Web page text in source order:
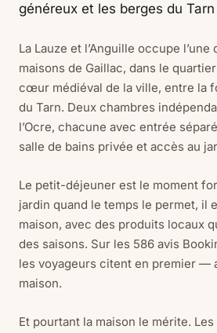
généreux et les berges du
La Lauze et l’Anguille occupe
maisons de Gaillac, dans le
cœur médiéval de la ville, entre la
du Tarn. Deux chambres
l’Ocre, chacune avec entrée
salle de bains privée et accès au
Le petit-déjeuner est le moment
jardin quand le temps le permet, il
maison, avec des produits locaux
des saisons. Sur les 586 avis
les voyageurs citent en premier —
maison.
Et pourtant la maison le mérite.